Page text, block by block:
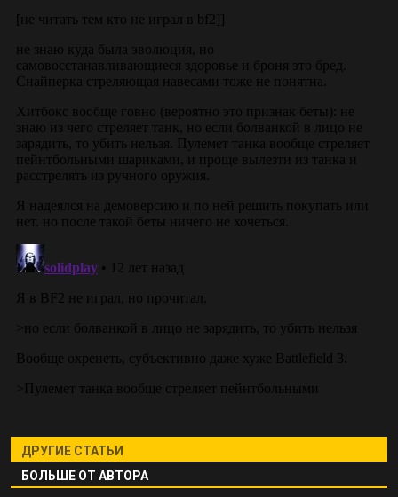
ДРУГИЕ СТАТЬИ
БОЛЬШЕ ОТ АВТОРА